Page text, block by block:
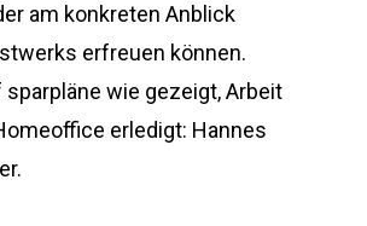
am konkreten Anblick
erfreuen können.
wie gezeigt, Arbeit
erledigt: Hannes